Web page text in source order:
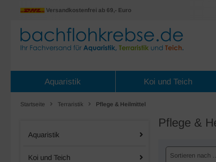
Versandkostenfrei ab 69,- Euro
Aquaristik Koi und Teich
Startseite Terraristik Pflege & Heilmittel
Pflege &
Sortieren nach
Aquaristik
Koi und Teich